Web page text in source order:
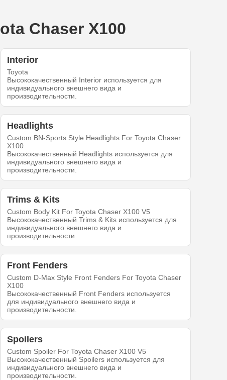
Chaser X100
Interior
Toyota
Высококачественный Interior используется для
индивидуального внешнего вида и
производительности.
Headlights
Custom BN-Sports Style Headlights For Toyota Chaser
X100
Высококачественный Headlights используется для
индивидуального внешнего вида и
производительности.
Trims & Kits
Custom Body Kit For Toyota Chaser X100 V5
Высококачественный Trims & Kits используется для
индивидуального внешнего вида и
производительности.
Front Fenders
Custom D-Max Style Front Fenders For Toyota Chaser
X100
Высококачественный Front Fenders используется
для индивидуального внешнего вида и
производительности.
Spoilers
Custom Spoiler For Toyota Chaser X100 V5
Высококачественный Spoilers используется для
индивидуального внешнего вида и
производительности.